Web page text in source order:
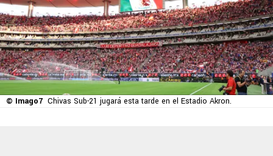
© Imago7 Chivas Sub-21 jugará esta tarde en el Estadio Akron.